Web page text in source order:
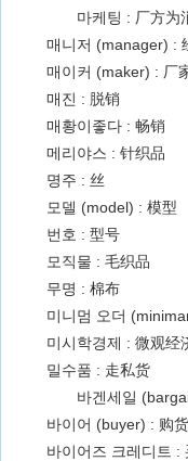
마케팅 : 厂方为
매니저 (manager) :
매이커 (maker) : 厂
매진 : 脱销
매황이좋다 : 畅销
메리야스 : 针织品
명주 : 丝
모델 (model) : 模型
번호 : 型号
모직물 : 毛织品
무명 : 棉布
미니멈 오더
미시학경제 : 微观经
밀수품 : 走私货
바겐세일
바이어 (buyer) : 购
바이어즈 크레디트 :